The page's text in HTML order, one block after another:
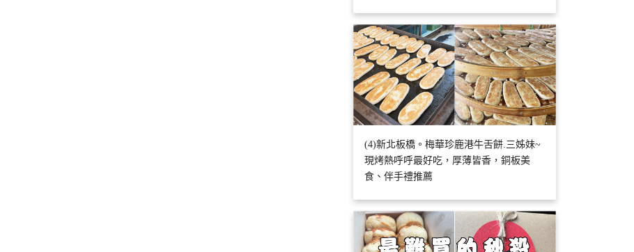
(4)新北板橋。梅華珍鹿港牛舌餅.三姊妹~
現烤熱呼呼最好吃，厚薄皆香，銅板美
食、伴手禮推薦